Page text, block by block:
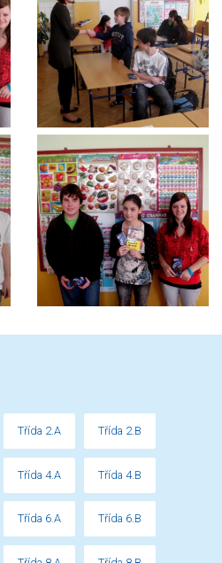
Třída 2.A Třída 2.B
Třída 4.A Třída 4.B
Třída 6.A Třída 6.B